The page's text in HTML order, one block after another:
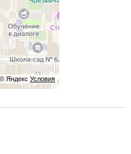
© Яндекс Условия